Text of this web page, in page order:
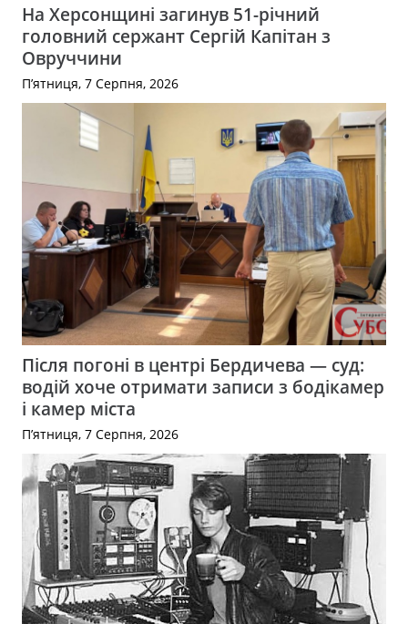
На Херсонщині загинув 51-річний
головний сержант Сергій Капітан з
Овруччини
П’ятниця, 7 Серпня, 2026
Після погоні в центрі Бердичева — суд:
водій хоче отримати записи з бодікамер
і камер міста
П’ятниця, 7 Серпня, 2026